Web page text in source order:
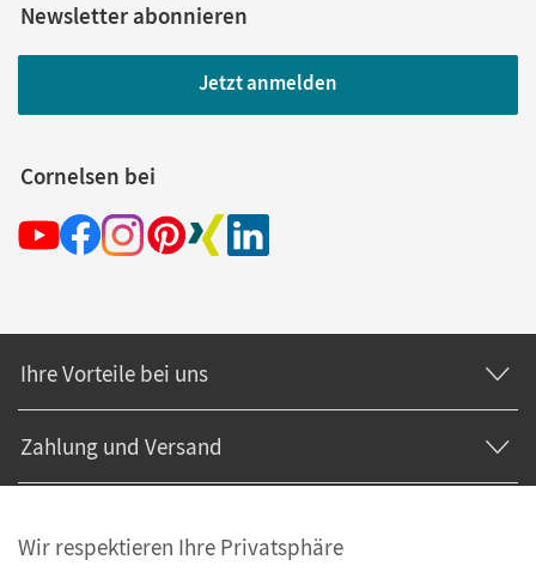
Newsletter abonnieren
Jetzt anmelden
Cornelsen bei
Ihre Vorteile bei uns
Zahlung und Versand
Wir respektieren Ihre Privatsphäre